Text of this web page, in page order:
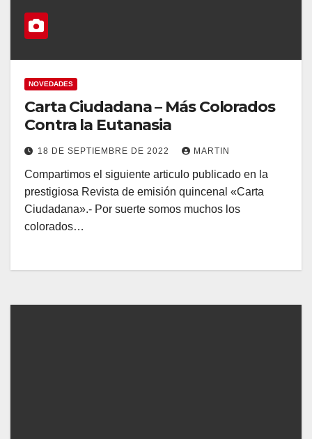
NOVEDADES
Carta Ciudadana – Más Colorados
Contra la Eutanasia
18 DE SEPTIEMBRE DE 2022 MARTIN
Compartimos el siguiente articulo publicado en la
prestigiosa Revista de emisión quincenal «Carta
Ciudadana».- Por suerte somos muchos los
colorados…